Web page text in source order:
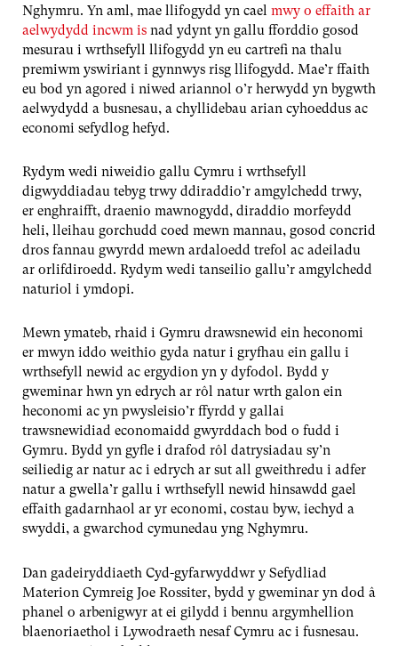
Nghymru. Yn aml, mae llifogydd yn cael mwy o effaith ar
aelwydydd incwm is nad ydynt yn gallu fforddio gosod
mesurau i wrthsefyll llifogydd yn eu cartrefi na thalu
premiwm yswiriant i gynnwys risg llifogydd. Mae’r ffaith
eu bod yn agored i niwed ariannol o’r herwydd yn bygwth
aelwydydd a busnesau, a chyllidebau arian cyhoeddus ac
economi sefydlog hefyd.
Rydym wedi niweidio gallu Cymru i wrthsefyll
digwyddiadau tebyg trwy ddiraddio’r amgylchedd trwy,
er enghraifft, draenio mawnogydd, diraddio morfeydd
heli, lleihau gorchudd coed mewn mannau, gosod concrid
dros fannau gwyrdd mewn ardaloedd trefol ac adeiladu
ar orlifdiroedd. Rydym wedi tanseilio gallu’r amgylchedd
naturiol i ymdopi.
Mewn ymateb, rhaid i Gymru drawsnewid ein heconomi
er mwyn iddo weithio gyda natur i gryfhau ein gallu i
wrthsefyll newid ac ergydion yn y dyfodol. Bydd y
gweminar hwn yn edrych ar rôl natur wrth galon ein
heconomi ac yn pwysleisio’r ffyrdd y gallai
trawsnewidiad economaidd gwyrddach bod o fudd i
Gymru. Bydd yn gyfle i drafod rôl datrysiadau sy’n
seiliedig ar natur ac i edrych ar sut all gweithredu i adfer
natur a gwella’r gallu i wrthsefyll newid hinsawdd gael
effaith gadarnhaol ar yr economi, costau byw, iechyd a
swyddi, a gwarchod cymunedau yng Nghymru.
Dan gadeiryddiaeth Cyd-gyfarwyddwr y Sefydliad
Materion Cymreig Joe Rossiter, bydd y gweminar yn dod â
phanel o arbenigwyr at ei gilydd i bennu argymhellion
blaenoriaethol i Lywodraeth nesaf Cymru ac i fusnesau.